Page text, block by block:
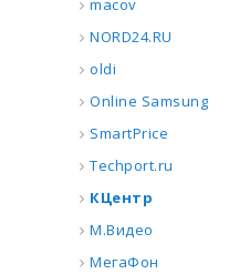
macov
NORD24.RU
oldi
Online Samsung
SmartPrice
Techport.ru
КЦентр
М.Видео
МегаФон